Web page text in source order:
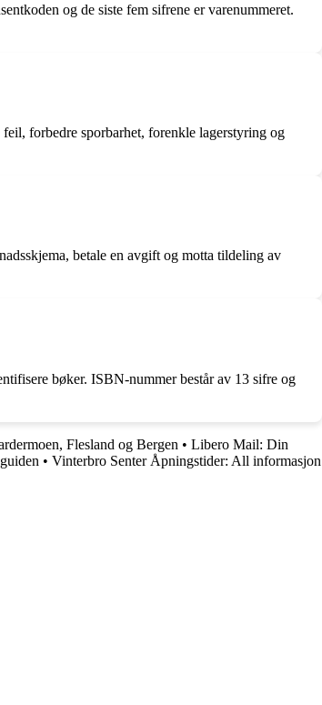
og de siste fem sifrene er varenummeret.
forbedre sporbarhet, forenkle lagerstyring og
betale en avgift og motta tildeling av
bøker. ISBN-nummer består av 13 sifre og
Flesland og Bergen • Libero Mail: Din
• Vinterbro Senter Åpningstider: All informasjon